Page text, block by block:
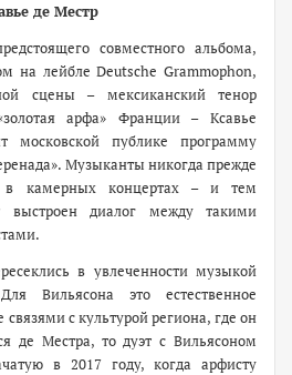
де Местр
совместного альбома,
на лейбле Deutsche Grammophon,
сцены – мексиканский тенор
арфа» Франции – Ксавье
московской публике программу
Музыканты никогда прежде
в камерных концертах – и тем
выстроен диалог между такими
в увлеченности музыкой
Вильясона это естественное
с культурой региона, где он
де Местра, то дуэт с Вильясоном
в 2017 году, когда арфисту